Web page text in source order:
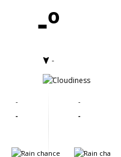
-º
-
-
-
-
-
-
-
-